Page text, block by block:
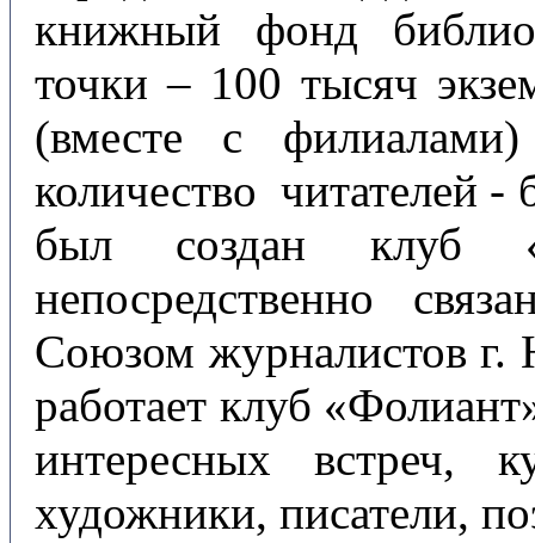
книжный фонд
точки – 100 тысяч
(вместе с
количество читателей -
был создан клуб
непосредственно
Союзом журналистов г.
работает клуб
интересных встреч,
художники, писатели,